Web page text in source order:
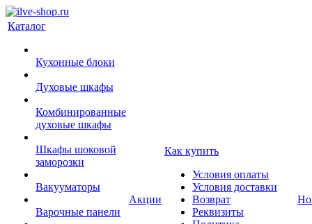
Каталог
Кухонные блоки
Духовые шкафы
Комбинированные
духовые шкафы
Шкафы шоковой
заморозки
Вакууматоры
Варочные панели
Акции
Как купить
Условия оплаты
Условия доставки
Возврат
Реквизиты